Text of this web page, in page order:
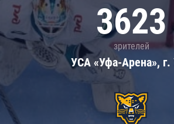
3623
зрителей
УСА «Уфа-Арена», г.